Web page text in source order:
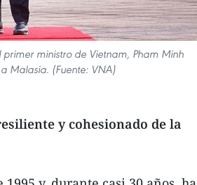
ministro de Vietnam, Pham Minh
Malasia. (Fuente: VNA)
y cohesionado de la